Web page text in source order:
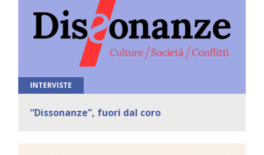
INTERVISTE
“Dissonanze”, fuori dal coro